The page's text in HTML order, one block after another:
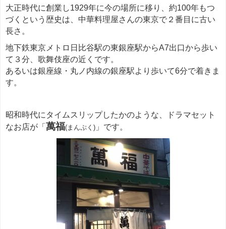
大正時代に創業し1929年に今の場所に移り、約100年もつ
づくという歴史は、中華料理屋さんの東京で２番目に古い
長さ。
地下鉄東京メトロ日比谷駅の東銀座駅からA7出口から歩い
て３分、歌舞伎座の近くです。
あるいは銀座線・丸ノ内線の銀座駅より歩いて6分で着きま
す。
昭和時代にタイムスリップしたかのような、ドラマセット
なお店が「萬福(まんぷく) 」です。